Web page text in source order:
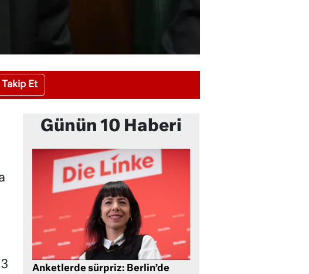
Takip Et
Günün 10 Haberi
Anketlerde sürpriz: Berlin’de